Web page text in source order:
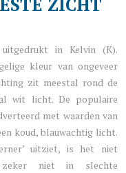
ZICHT
in Kelvin (K).
kleur van ongeveer
zit meestal rond de
wit licht. De populaire
met waarden van
koud, blauwachtig licht.
uitziet, is het niet
zeker niet in slechte